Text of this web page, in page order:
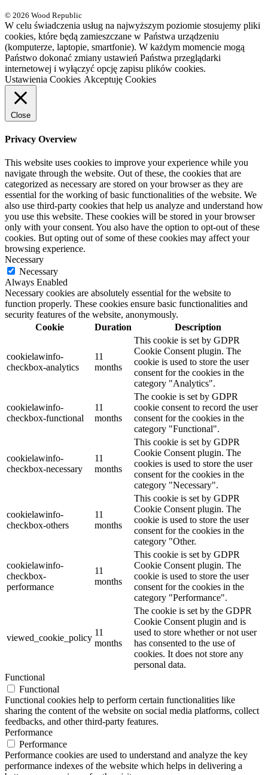
© 2026 Wood Republic
W celu świadczenia usług na najwyższym poziomie stosujemy pliki
cookies, które będą zamieszczane w Państwa urządzeniu
(komputerze, laptopie, smartfonie). W każdym momencie mogą
Państwo dokonać zmiany ustawień Państwa przeglądarki
internetowej i wyłączyć opcję zapisu plików cookies.
Ustawienia Cookies Akceptuję Cookies
Close
Privacy Overview
This website uses cookies to improve your experience while you
navigate through the website. Out of these, the cookies that are
categorized as necessary are stored on your browser as they are
essential for the working of basic functionalities of the website. We
also use third-party cookies that help us analyze and understand how
you use this website. These cookies will be stored in your browser
only with your consent. You also have the option to opt-out of these
cookies. But opting out of some of these cookies may affect your
browsing experience.
Necessary
Necessary
Always Enabled
Necessary cookies are absolutely essential for the website to
function properly. These cookies ensure basic functionalities and
security features of the website, anonymously.
Cookie
Duration Description
cookielawinfo-
checkbox-analytics
11
months
This cookie is set by GDPR
Cookie Consent plugin. The
cookie is used to store the user
consent for the cookies in the
category "Analytics".
cookielawinfo-
checkbox-functional
11
months
The cookie is set by GDPR
cookie consent to record the user
consent for the cookies in the
category "Functional".
cookielawinfo-
checkbox-necessary
11
months
This cookie is set by GDPR
Cookie Consent plugin. The
cookies is used to store the user
consent for the cookies in the
category "Necessary".
cookielawinfo-
checkbox-others
11
months
This cookie is set by GDPR
Cookie Consent plugin. The
cookie is used to store the user
consent for the cookies in the
category "Other.
cookielawinfo-
checkbox-
performance
11
months
This cookie is set by GDPR
Cookie Consent plugin. The
cookie is used to store the user
consent for the cookies in the
category "Performance".
viewed_cookie_policy
11
months
The cookie is set by the GDPR
Cookie Consent plugin and is
used to store whether or not user
has consented to the use of
cookies. It does not store any
personal data.
Functional
Functional
Functional cookies help to perform certain functionalities like
sharing the content of the website on social media platforms, collect
feedbacks, and other third-party features.
Performance
Performance
Performance cookies are used to understand and analyze the key
performance indexes of the website which helps in delivering a